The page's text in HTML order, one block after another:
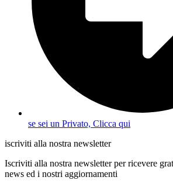
se sei un Privato, Clicca qui
iscriviti alla nostra newsletter
Iscriviti alla nostra newsletter per ricevere
news ed i nostri aggiornamenti